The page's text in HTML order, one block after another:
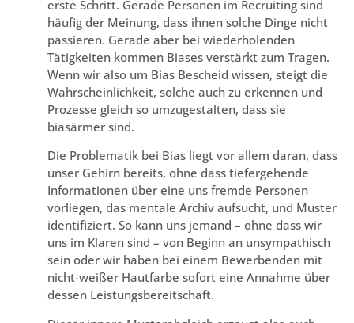
erste Schritt. Gerade Personen im Recruiting sind
häufig der Meinung, dass ihnen solche Dinge nicht
passieren. Gerade aber bei wiederholenden
Tätigkeiten kommen Biases verstärkt zum Tragen.
Wenn wir also um Bias Bescheid wissen, steigt die
Wahrscheinlichkeit, solche auch zu erkennen und
Prozesse gleich so umzugestalten, dass sie
biasärmer sind.
Die Problematik bei Bias liegt vor allem daran, dass
unser Gehirn bereits, ohne dass tiefergehende
Informationen über eine uns fremde Personen
vorliegen, das mentale Archiv aufsucht, und Muster
identifiziert. So kann uns jemand – ohne dass wir
uns im Klaren sind – von Beginn an unsympathisch
sein oder wir haben bei einem Bewerbenden mit
nicht-weißer Hautfarbe sofort eine Annahme über
dessen Leistungsbereitschaft.